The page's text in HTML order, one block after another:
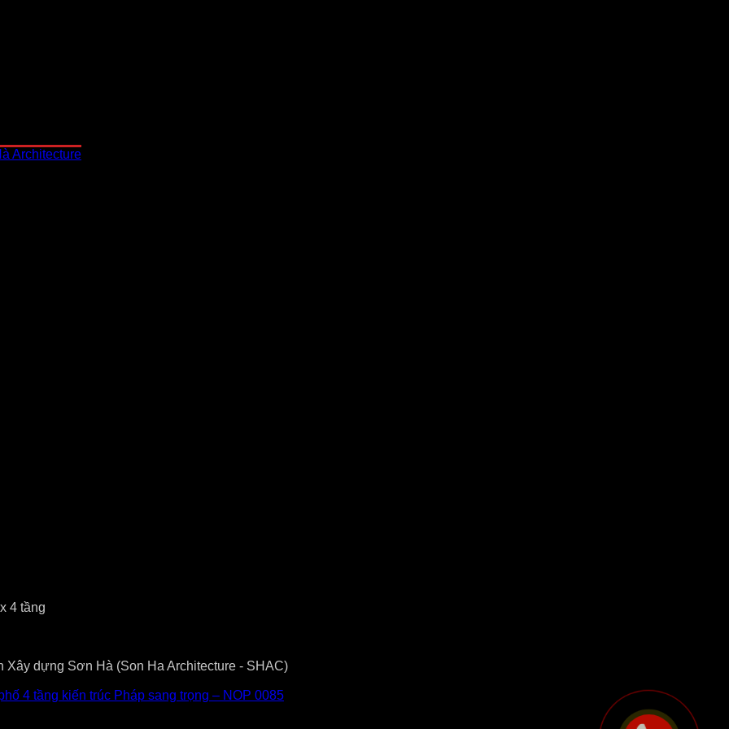
4 tầng
dựng Sơn Hà (Son Ha Architecture - SHAC)
4 tầng kiến trúc Pháp sang trọng – NOP 0085